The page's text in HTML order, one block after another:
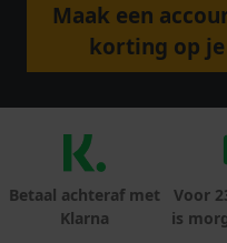
Maak een
korting op
Betaal achteraf met
Klarna
Voor
is